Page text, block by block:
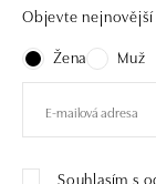
Objevte
Žena
Muž
Souhlasím s